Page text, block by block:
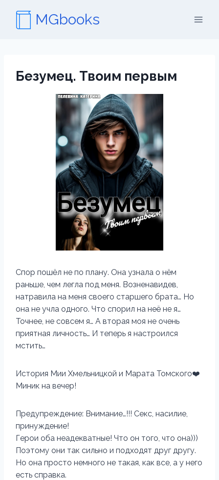
содержимому
MGbooks
Безумец. Твоим первым
Спор пошёл не по плану. Она узнала о нём
раньше, чем легла под меня. Возненавидев,
натравила на меня своего старшего брата… Но
она не учла одного. Что спорил на неё не я…
Точнее, не совсем я… А вторая моя не очень
приятная личность… И теперь я настроился
мстить…
История Мии Хмельницкой и Марата Томского‍❤️‍
Миник на вечер!
Предупреждение: Внимание…!!! Секс, насилие,
принуждение!
Герои оба неадекватные! Что он того, что она)))
Поэтому они так сильно и подходят друг другу.
Но она просто немного не такая, как все, а у него
есть справка.